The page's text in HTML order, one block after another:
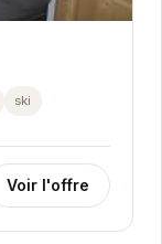
ski
Voir l'offre